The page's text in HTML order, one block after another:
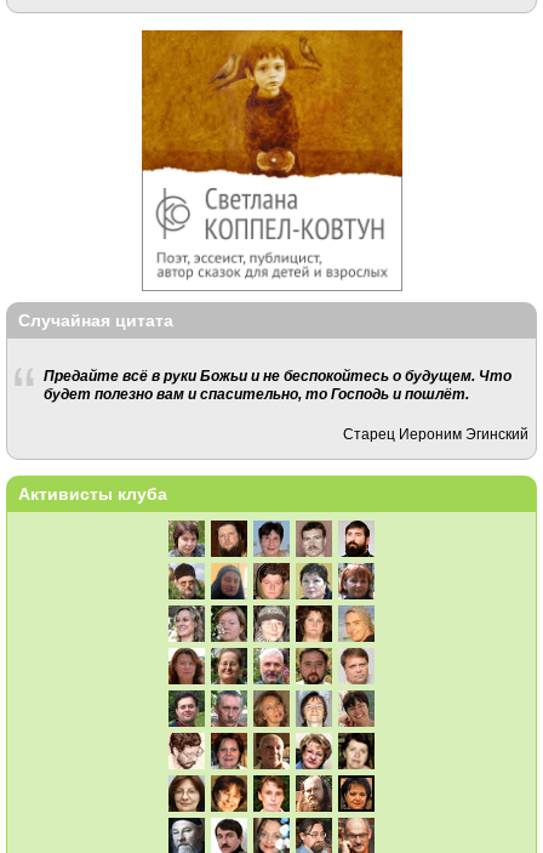
Случайная цитата
Предайте всё в руки Божьи и не беспокойтесь о будущем. Что
будет полезно вам и спасительно, то Господь и пошлёт.
Старец Иероним Эгинский
Активисты клуба